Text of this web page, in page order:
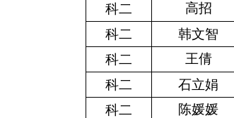
科二
高招
科二
韩文智
科二
王倩
科二
石立娟
科二
陈媛媛